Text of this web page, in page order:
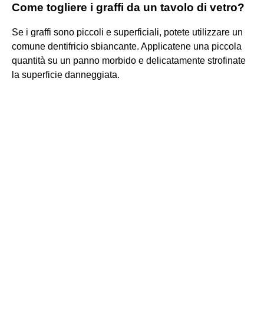
Come togliere i graffi da un tavolo di vetro?
Se i graffi sono piccoli e superficiali, potete utilizzare un
comune dentifricio sbiancante. Applicatene una piccola
quantità su un panno morbido e delicatamente strofinate
la superficie danneggiata.